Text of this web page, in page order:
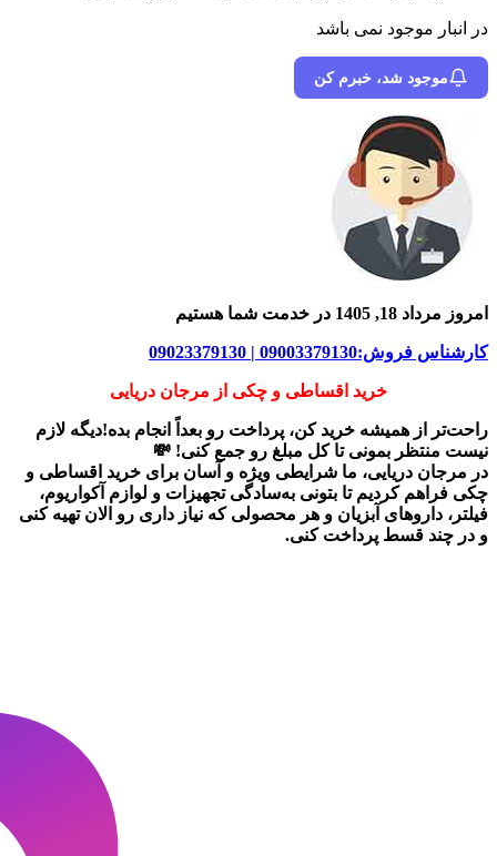
در انبار موجود نمی باشد
موجود شد، خبرم کن
امروز مرداد 18, 1405 در خدمت شما هستیم
کارشناس فروش:09003379130 | 09023379130
خرید اقساطی و چکی از مرجان دریایی
راحت‌تر از همیشه خرید کن، پرداخت رو بعداً انجام بده!دیگه لازم
نیست منتظر بمونی تا کل مبلغ رو جمع کنی! 💸
در مرجان دریایی، ما شرایطی ویژه و آسان برای خرید اقساطی و
چکی فراهم کردیم تا بتونی به‌سادگی تجهیزات و لوازم آکواریوم،
فیلتر، داروهای آبزیان و هر محصولی که نیاز داری رو الان تهیه کنی
و در چند قسط پرداخت کنی.